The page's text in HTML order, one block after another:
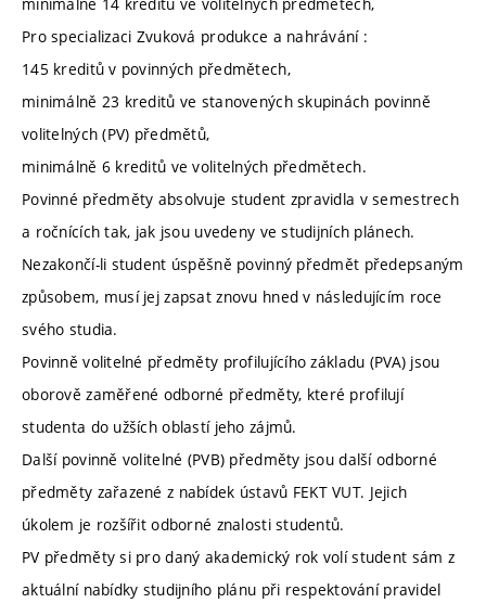
Pro specializaci Zvuková produkce a nahrávání :
145 kreditů v povinných předmětech,
minimálně 23 kreditů ve stanovených skupinách povinně
volitelných (PV) předmětů,
minimálně 6 kreditů ve volitelných předmětech.
Povinné předměty absolvuje student zpravidla v semestrech
a ročnících tak, jak jsou uvedeny ve studijních plánech.
Nezakončí-li student úspěšně povinný předmět předepsaným
způsobem, musí jej zapsat znovu hned v následujícím roce
svého studia.
Povinně volitelné předměty profilujícího základu (PVA) jsou
oborově zaměřené odborné předměty, které profilují
studenta do užších oblastí jeho zájmů.
Další povinně volitelné (PVB) předměty jsou další odborné
předměty zařazené z nabídek ústavů FEKT VUT. Jejich
úkolem je rozšířit odborné znalosti studentů.
PV předměty si pro daný akademický rok volí student sám z
aktuální nabídky studijního plánu při respektování pravidel